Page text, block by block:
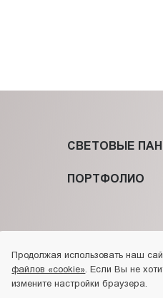
СВЕТОВЫЕ
ПОРТФОЛИО
Продолжая использовать наш
файлов «cookie» . Если Вы не
измените настройки браузера.